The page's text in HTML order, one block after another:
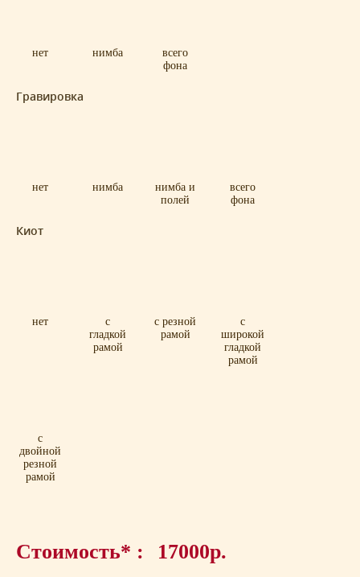
нет нимба
всего
фона
Гравировка
нет нимба
нимба и
полей
всего
фона
Киот
нет
с
гладкой
рамой
с резной
рамой
с
широкой
гладкой
рамой
с
двойной
резной
рамой
Стоимость* : 17000р.